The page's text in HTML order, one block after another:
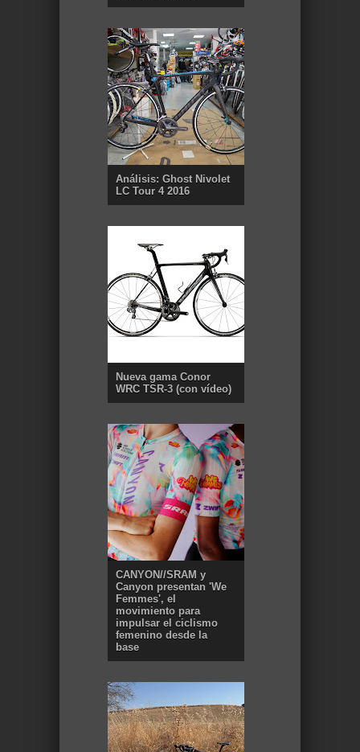
Análisis: Ghost Nivolet
LC Tour 4 2016
Nueva gama Conor
WRC TSR-3 (con vídeo)
CANYON//SRAM y
Canyon presentan 'We
Femmes', el
movimiento para
impulsar el ciclismo
femenino desde la
base